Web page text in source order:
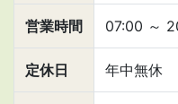
営業時間 07:00 ～
定休日 年中無休